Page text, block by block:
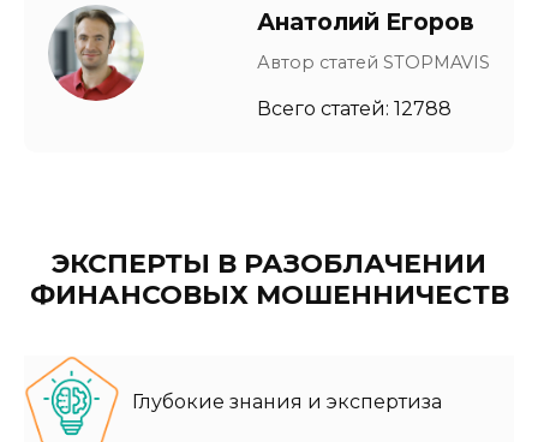
Анатолий Егоров
Автор статей STOPMAVIS
Всего статей: 12788
ЭКСПЕРТЫ В РАЗОБЛАЧЕНИИ
ФИНАНСОВЫХ МОШЕННИЧЕСТВ
Глубокие знания и экспертиза